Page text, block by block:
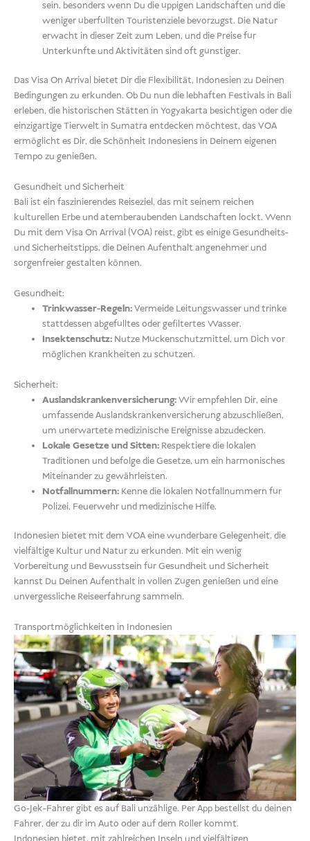
sein, besonders wenn Du die üppigen Landschaften und die
weniger überfüllten Touristenziele bevorzugst. Die Natur
erwacht in dieser Zeit zum Leben, und die Preise für
Unterkünfte und Aktivitäten sind oft günstiger.
Das Visa On Arrival bietet Dir die Flexibilität, Indonesien zu Deinen
Bedingungen zu erkunden. Ob Du nun die lebhaften Festivals in Bali
erleben, die historischen Stätten in Yogyakarta besichtigen oder die
einzigartige Tierwelt in Sumatra entdecken möchtest, das VOA
ermöglicht es Dir, die Schönheit Indonesiens in Deinem eigenen
Tempo zu genießen.
Gesundheit und Sicherheit
Bali ist ein faszinierendes Reiseziel, das mit seinem reichen
kulturellen Erbe und atemberaubenden Landschaften lockt. Wenn
Du mit dem Visa On Arrival (VOA) reist, gibt es einige Gesundheits-
und Sicherheitstipps, die Deinen Aufenthalt angenehmer und
sorgenfreier gestalten können.
Gesundheit:
Trinkwasser-Regeln:Vermeide Leitungswasser und trinke
stattdessen abgefülltes oder gefiltertes Wasser.
Insektenschutz: Nutze Mückenschutzmittel, um Dich vor
möglichen Krankheiten zu schützen.
Sicherheit:
Auslandskrankenversicherung:Wir empfehlen Dir, eine
umfassende Auslandskrankenversicherung abzuschließen,
um unerwartete medizinische Ereignisse abzudecken.
Lokale Gesetze und Sitten: Respektiere die lokalen
Traditionen und befolge die Gesetze, um ein harmonisches
Miteinander zu gewährleisten.
Notfallnummern: Kenne die lokalen Notfallnummern für
Polizei, Feuerwehr und medizinische Hilfe.
Indonesien bietet mit dem VOA eine wunderbare Gelegenheit, die
vielfältige Kultur und Natur zu erkunden. Mit ein wenig
Vorbereitung und Bewusstsein für Gesundheit und Sicherheit
kannst Du Deinen Aufenthalt in vollen Zügen genießen und eine
unvergessliche Reiseerfahrung sammeln.
Transportmöglichkeiten in Indonesien
Go-Jek-Fahrer gibt es auf Bali unzählige. Per App bestellst du deinen
Fahrer, der zu dir im Auto oder auf dem Roller kommt.